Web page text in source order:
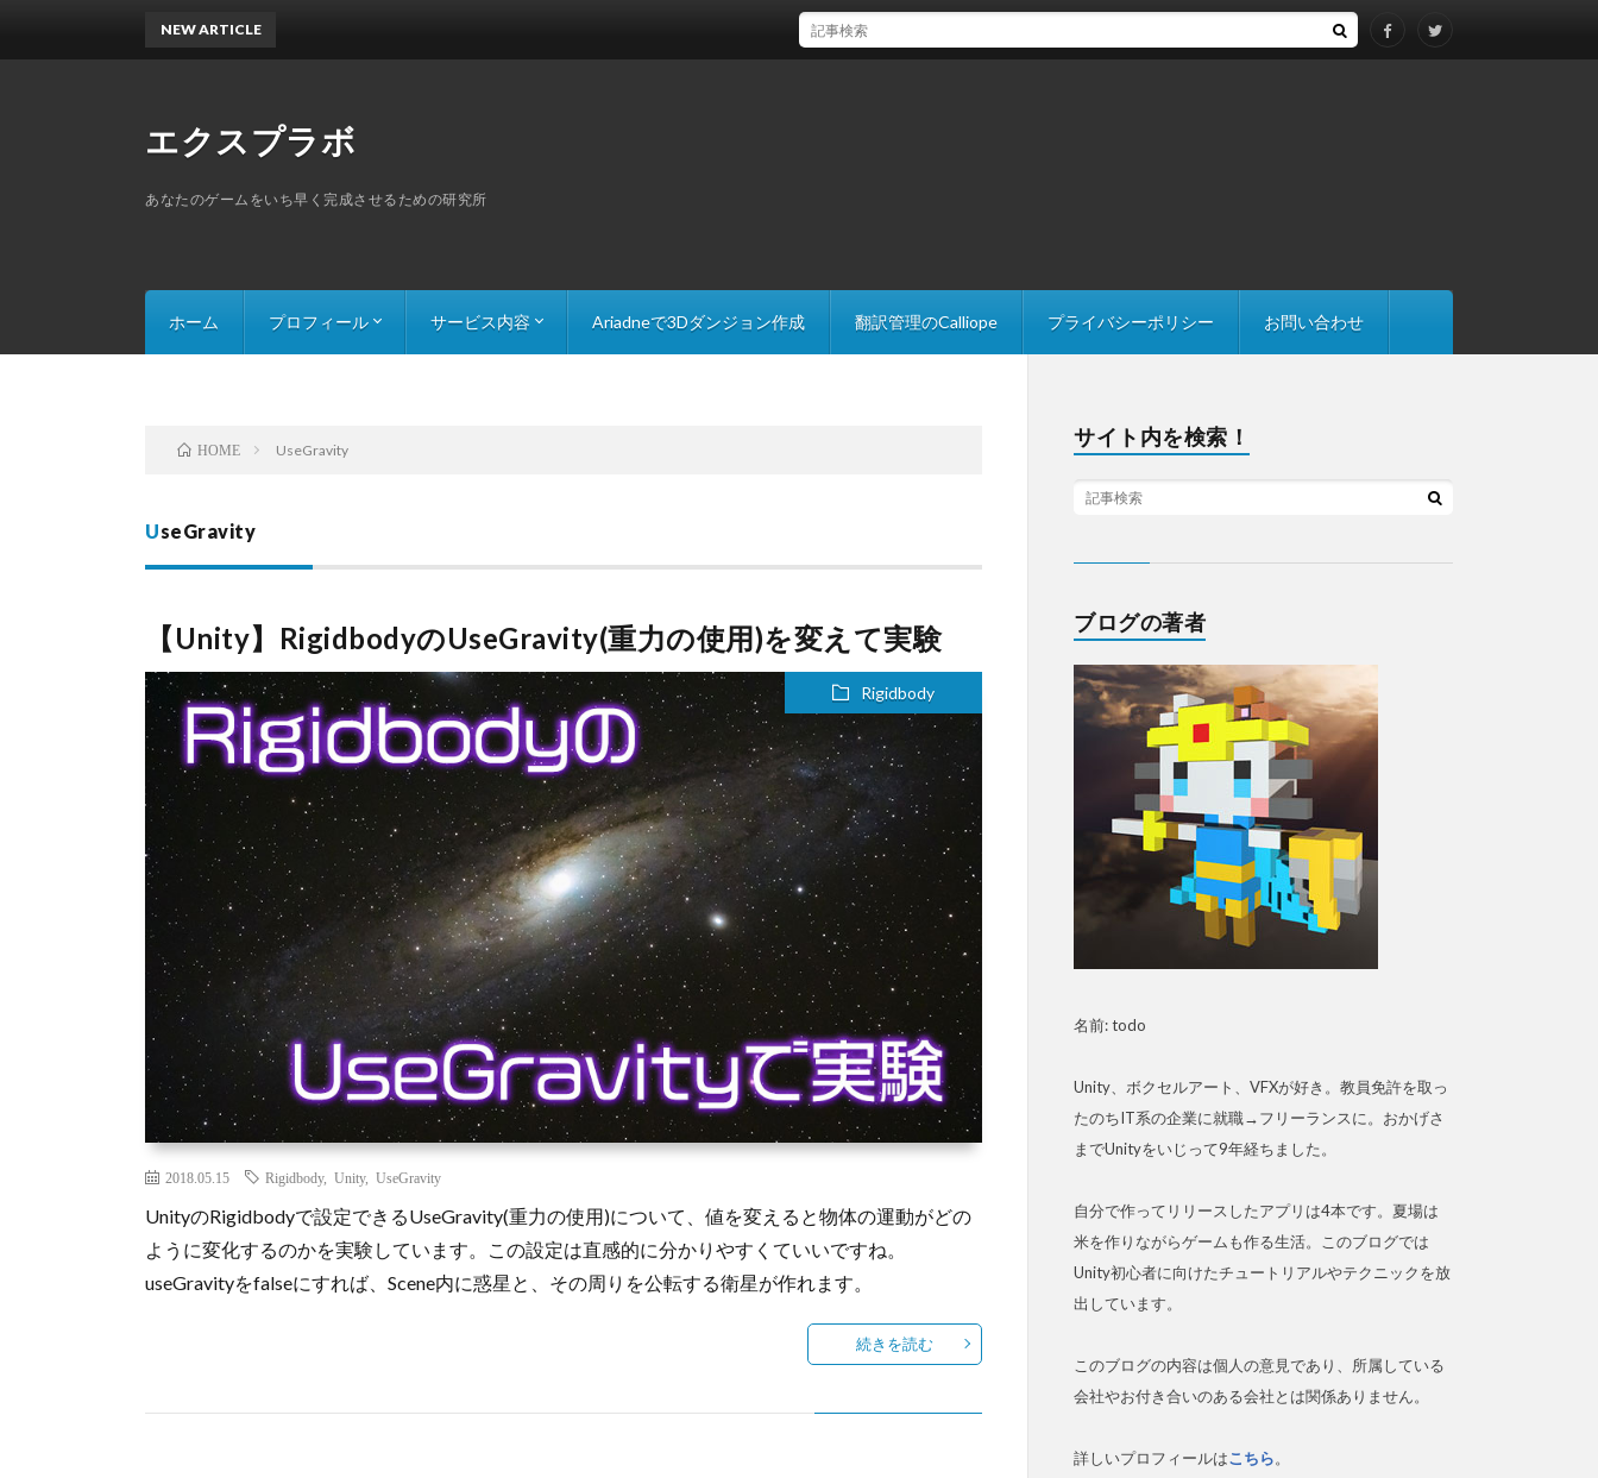
エクスプラボ
あなたのゲームをいち早く完成させるための研究所
ホーム プロフィール サービス内容 Ariadneで3Dダンジョン作成 翻訳管理のCalliope プライバシーポリシー お問い合わせ
NEW ARTICLE 【Unity】FindAnyObjectByTypeで参照を取得する際は継承にも注意
HOME UseGravity
UseGravity
【Unity】RigidbodyのUseGravity(重力の使用)を変えて実験
Rigidbody
2018.05.15 Rigidbody, Unity, UseGravity
UnityのRigidbodyで設定できるUseGravity(重力の使用)について、値を変えると物体の運動がどの
ように変化するのかを実験しています。この設定は直感的に分かりやすくていいですね。
useGravityをfalseにすれば、Scene内に惑星と、その周りを公転する衛星が作れます。
続きを読む
サイト内を検索！
ブログの著者
名前: todo
Unity、ボクセルアート、VFXが好き。教員免許を取っ
たのちIT系の企業に就職→フリーランスに。おかげさ
までUnityをいじって9年経ちました。
自分で作ってリリースしたアプリは4本です。夏場は
米を作りながらゲームも作る生活。このブログでは
Unity初心者に向けたチュートリアルやテクニックを放
出しています。
このブログの内容は個人の意見であり、所属している
会社やお付き合いのある会社とは関係ありません。
詳しいプロフィールはこちら。